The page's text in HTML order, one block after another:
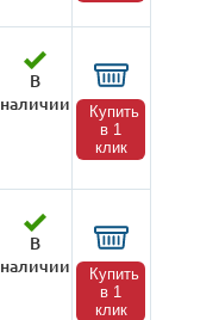
В
наличии
Купить
в 1
клик
В
наличии
Купить
в 1
клик